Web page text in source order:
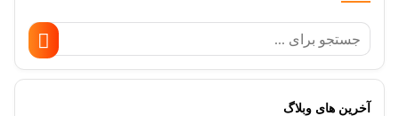
آخرین های وبلاگ